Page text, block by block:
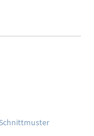
Schnittmuster